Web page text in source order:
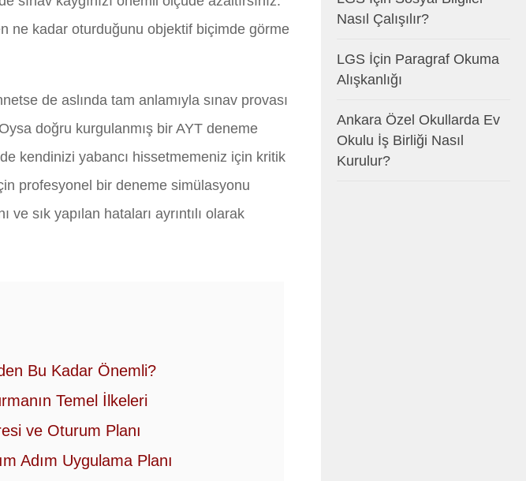
ne kadar oturduğunu objektif biçimde görme
de aslında tam anlamıyla sınav provası
doğru kurgulanmış bir AYT deneme
kendinizi yabancı hissetmemeniz için kritik
profesyonel bir deneme simülasyonu
ve sık yapılan hataları ayrıntılı olarak
Bu Kadar Önemli?
Temel İlkeleri
ve Oturum Planı
Adım Uygulama Planı
Nasıl Çalışılır?
LGS İçin Paragraf Okuma
Alışkanlığı
Ankara Özel Okullarda Ev
Okulu İş Birliği Nasıl
Kurulur?